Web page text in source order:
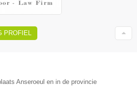
PROFIEL
Anseroeul en in de provincie